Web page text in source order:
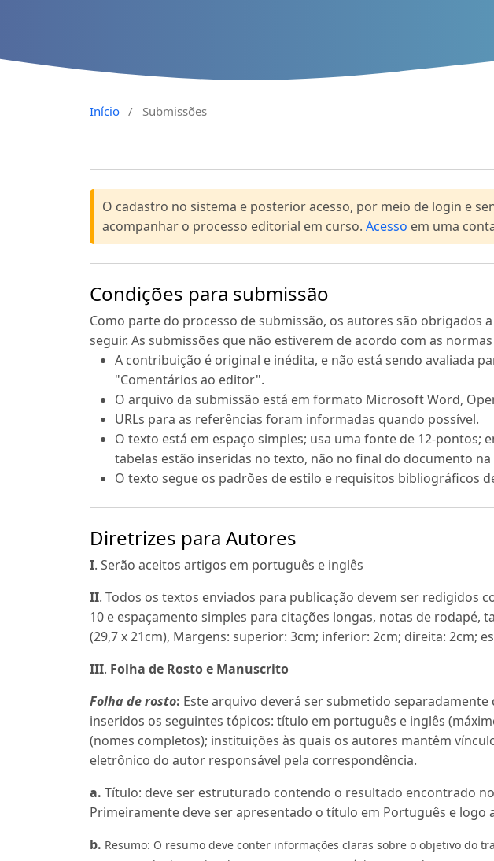
Início / Submissões
O cadastro no sistema e posterior acesso, por meio de login e
acompanhar o processo editorial em curso. Acesso em uma
Condições para submissão
Como parte do processo de submissão, os autores são
seguir. As submissões que não estiverem de acordo com as
A contribuição é original e inédita, e não está sendo avaliada
"Comentários ao editor".
O arquivo da submissão está em formato Microsoft Word,
URLs para as referências foram informadas quando possível.
O texto está em espaço simples; usa uma fonte de 12-pontos;
tabelas estão inseridas no texto, não no final do documento
O texto segue os padrões de estilo e requisitos bibliográficos
Diretrizes para Autores
I. Serão aceitos artigos em português e inglês
II. Todos os textos enviados para publicação devem ser redigidos
10 e espaçamento simples para citações longas, notas de
(29,7 x 21cm), Margens: superior: 3cm; inferior: 2cm; direita: 2cm;
III. Folha de Rosto e Manuscrito
Folha de rosto: Este arquivo deverá ser submetido
inseridos os seguintes tópicos: título em português e inglês
(nomes completos); instituições às quais os autores mantêm
eletrônico do autor responsável pela correspondência.
a. Título: deve ser estruturado contendo o resultado encontrado
Primeiramente deve ser apresentado o título em Português e logo
b. Resumo: O resumo deve conter informações claras sobre o objetivo do